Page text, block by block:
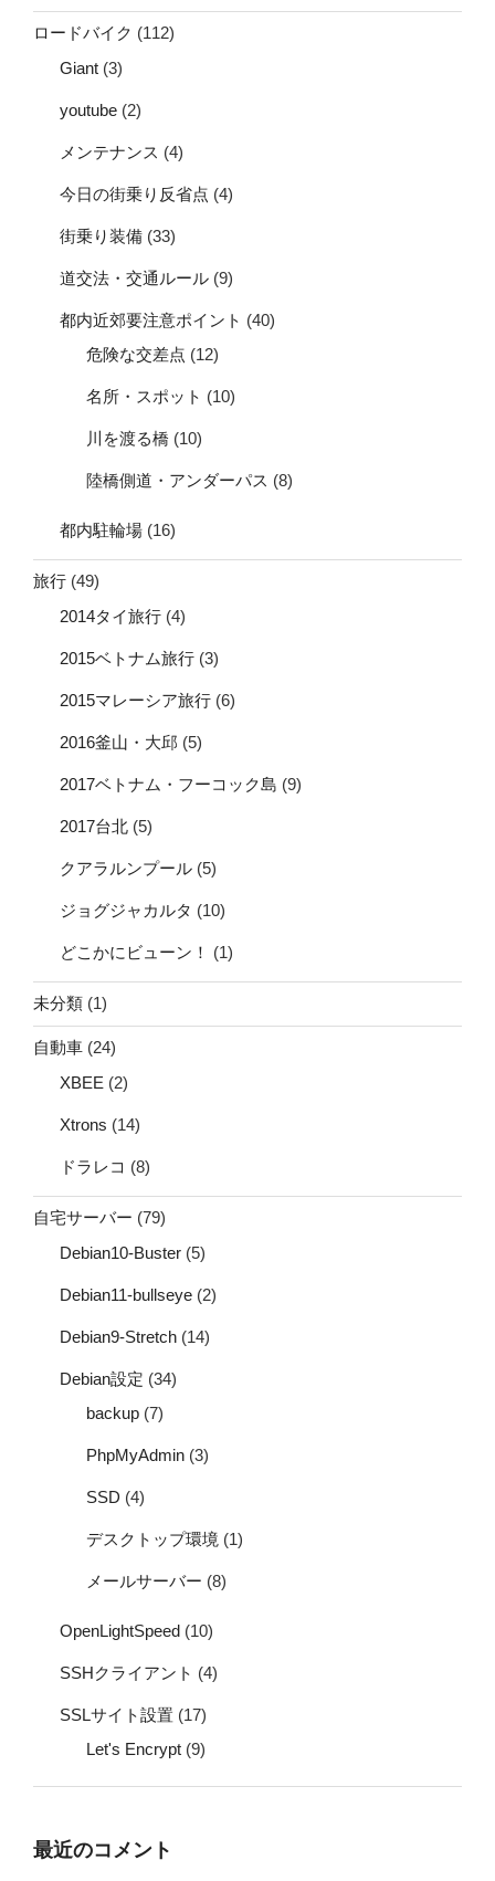
ロードバイク (112)
Giant (3)
youtube (2)
メンテナンス (4)
今日の街乗り反省点 (4)
街乗り装備 (33)
道交法・交通ルール (9)
都内近郊要注意ポイント (40)
危険な交差点 (12)
名所・スポット (10)
川を渡る橋 (10)
陸橋側道・アンダーパス (8)
都内駐輪場 (16)
旅行 (49)
2014タイ旅行 (4)
2015ベトナム旅行 (3)
2015マレーシア旅行 (6)
2016釜山・大邱 (5)
2017ベトナム・フーコック島 (9)
2017台北 (5)
クアラルンプール (5)
ジョグジャカルタ (10)
どこかにビューン！ (1)
未分類 (1)
自動車 (24)
XBEE (2)
Xtrons (14)
ドラレコ (8)
自宅サーバー (79)
Debian10-Buster (5)
Debian11-bullseye (2)
Debian9-Stretch (14)
Debian設定 (34)
backup (7)
PhpMyAdmin (3)
SSD (4)
デスクトップ環境 (1)
メールサーバー (8)
OpenLightSpeed (10)
SSHクライアント (4)
SSLサイト設置 (17)
Let's Encrypt (9)
最近のコメント